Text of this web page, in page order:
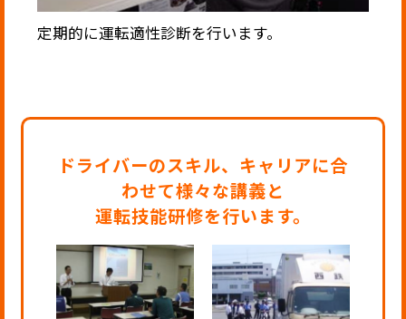
定期的に運転適性診断を行います。
ドライバーのスキル、キャリアに合
わせて様々な講義と
運転技能研修を行います。